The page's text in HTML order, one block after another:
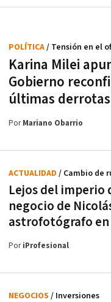
Karina Milei
Gobierno
últimas derrotas
POLÍTICA/ Tensión en el
PorMariano Obarrio
Lejos del imperio
negocio de
astrofotógrafo
ACTUALIDAD / Cambio de
PoriProfesional
NEGOCIOS / Inversiones